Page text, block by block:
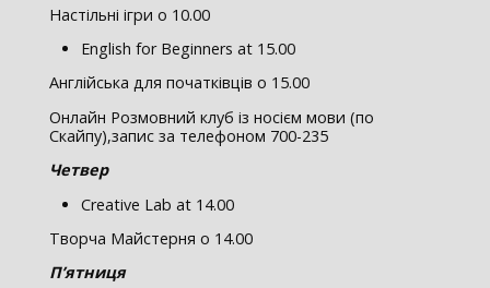
Настільні ігри о 10.00
English for Beginners at 15.00
Англійська для початківців о 15.00
Онлайн Розмовний клуб із носієм мови (по
Скайпу),запис за телефоном 700-235
Четвер
Creative Lab at 14.00
Творча Майстерня о 14.00
П’ятниця